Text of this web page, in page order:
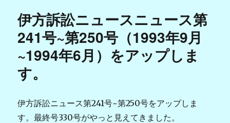
伊方訴訟ニュースニュース第
241号~第250号（1993年9月
~1994年6月）をアップしま
す。
伊方訴訟ニュース第241号~第250号をアップしま
す。最終号330号がやっと見えてきました。